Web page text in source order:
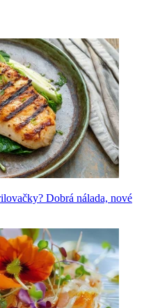
Dobrá nálada, nové